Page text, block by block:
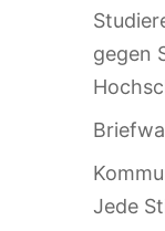
gegen
Jede